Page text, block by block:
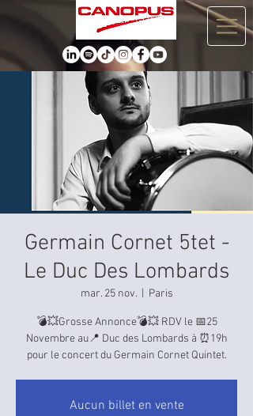
Germain Cornet 5tet -
Le Duc Des Lombards
mar. 25 nov.
  |
Paris
💣💥Grosse Annonce💣💥 RDV le 📅25
Novembre au📍 Duc des Lombards à ⏰19h
pour le concert du Germain Cornet Quintet.
Aucun billet en vente